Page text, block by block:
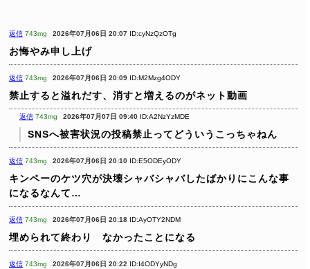
返信 743mg 2026年07月06日 20:07 ID:cyNzQzOTg
お悔やみ申し上げ
返信 743mg 2026年07月06日 20:09 ID:M2Mzg4ODY
禁止すると溢れだす、消すと増えるのがネット動画
返信 743mg 2026年07月07日 09:40 ID:A2NzYzMDE
SNSへ被害状況の投稿禁止ってどういうこっちゃねん
返信 743mg 2026年07月06日 20:10 ID:E5ODEyODY
キンペーのケツ穴が決壊シャバシャバしたばかりにこんな事
になるなんて…
返信 743mg 2026年07月06日 20:18 ID:AyOTY2NDM
埋められて終わり なかったことになる
返信 743mg 2026年07月06日 20:22 ID:I4ODYyNDg